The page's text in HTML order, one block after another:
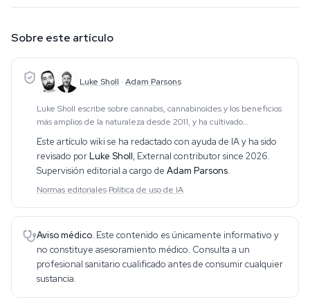
Sobre este artículo
Luke Sholl · Adam Parsons
Luke Sholl escribe sobre cannabis, cannabinoides y los beneficios
más amplios de la naturaleza desde 2011, y ha cultivado
una década. Esa experiencia de culti
Este artículo wiki se ha redactado con ayuda de IA y ha sido
revisado porLuke Sholl, External contributor since 2026.
Supervisión editorial a cargo de Adam Parsons.
Normas editoriales·Política de uso de IA
Aviso médico. Este contenido es únicamente informativo y
no constituye asesoramiento médico. Consulta a un
profesional sanitario cualificado antes de consumir cualquier
sustancia.